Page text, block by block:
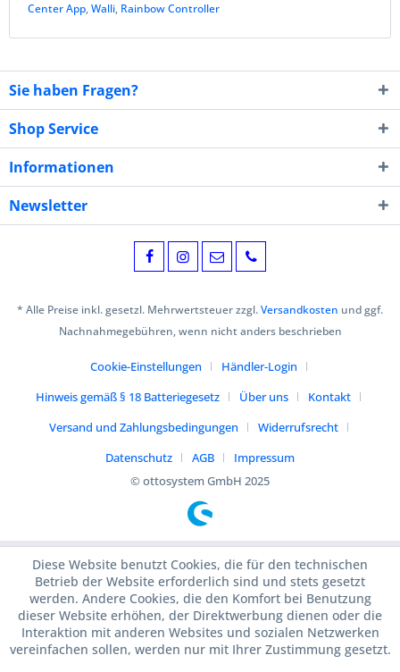
Center App,Walli, Rainbow Controller
Sie haben Fragen?
Shop Service
Informationen
Newsletter
* Alle Preise inkl. gesetzl. Mehrwertsteuer zzgl.Versandkosten und ggf.
Nachnahmegebühren, wenn nicht anders beschrieben
Cookie-Einstellungen
Händler-Login
Hinweis gemäß § 18 Batteriegesetz
Über uns
Kontakt
Versand und Zahlungsbedingungen
Widerrufsrecht
Datenschutz
AGB
Impressum
© ottosystem GmbH 2025
Diese Website benutzt Cookies, die für den technischen
Betrieb der Website erforderlich sind und stets gesetzt
werden. Andere Cookies, die den Komfort bei Benutzung
dieser Website erhöhen, der Direktwerbung dienen oder die
Interaktion mit anderen Websites und sozialen Netzwerken
vereinfachen sollen, werden nur mit Ihrer Zustimmung gesetzt.